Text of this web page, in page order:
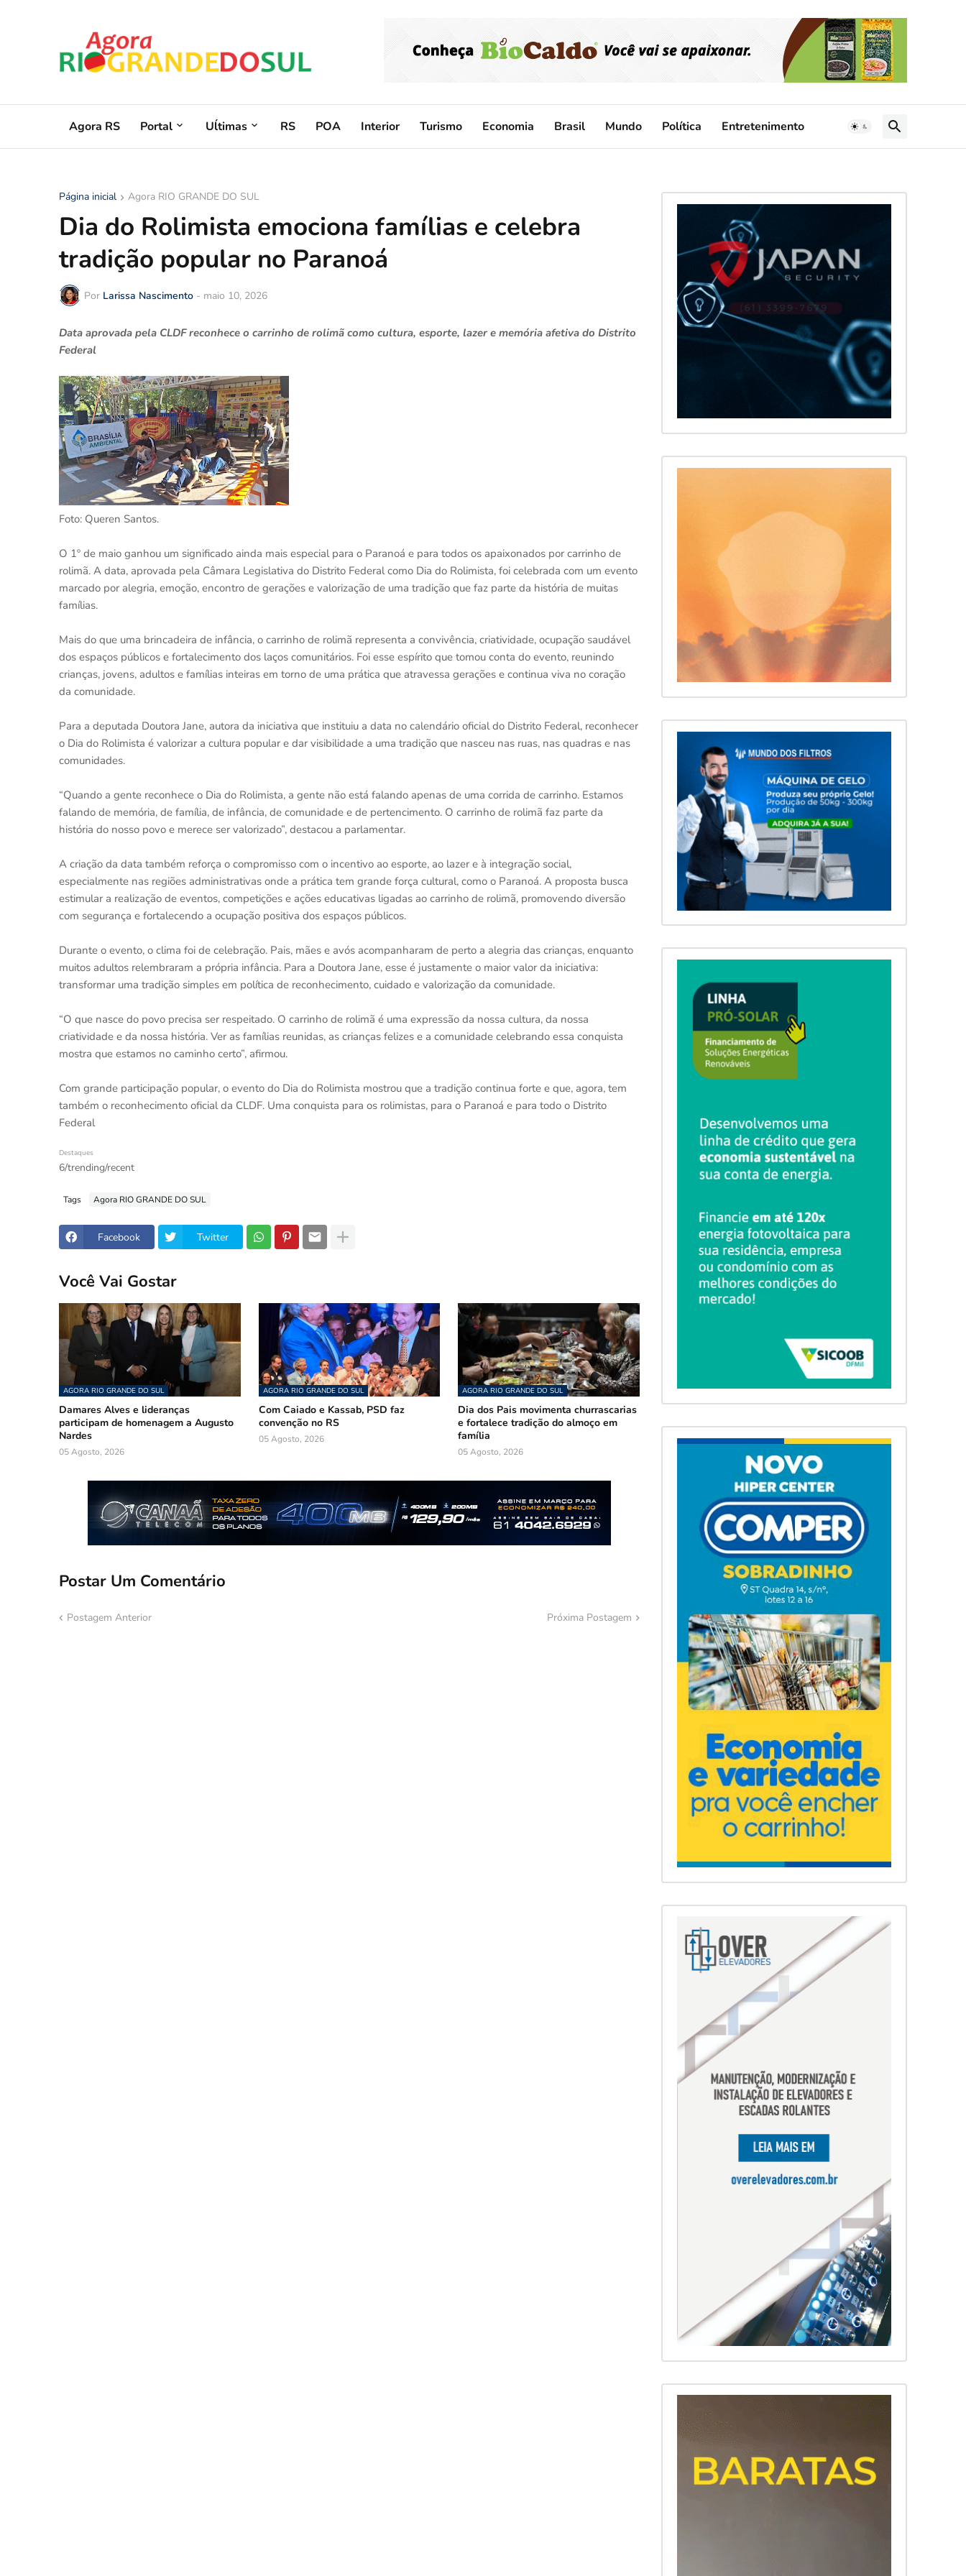
Agora RS Portal Uĺtimas RS POA Interior Turismo Economia Brasil Mundo Política Entretenimento
Página inicial Agora RIO GRANDE DO SUL
Dia do Rolimista emociona famílias e celebra
tradição popular no Paranoá
Por Larissa Nascimento - maio 10, 2026
Data aprovada pela CLDF reconhece o carrinho de rolimã como cultura, esporte, lazer e memória afetiva do Distrito
Federal
Foto: Queren Santos.
O 1º de maio ganhou um significado ainda mais especial para o Paranoá e para todos os apaixonados por carrinho de
rolimã. A data, aprovada pela Câmara Legislativa do Distrito Federal como Dia do Rolimista, foi celebrada com um evento
marcado por alegria, emoção, encontro de gerações e valorização de uma tradição que faz parte da história de muitas
famílias.
Mais do que uma brincadeira de infância, o carrinho de rolimã representa a convivência, criatividade, ocupação saudável
dos espaços públicos e fortalecimento dos laços comunitários. Foi esse espírito que tomou conta do evento, reunindo
crianças, jovens, adultos e famílias inteiras em torno de uma prática que atravessa gerações e continua viva no coração
da comunidade.
Para a deputada Doutora Jane, autora da iniciativa que instituiu a data no calendário oficial do Distrito Federal, reconhecer
o Dia do Rolimista é valorizar a cultura popular e dar visibilidade a uma tradição que nasceu nas ruas, nas quadras e nas
comunidades.
“Quando a gente reconhece o Dia do Rolimista, a gente não está falando apenas de uma corrida de carrinho. Estamos
falando de memória, de família, de infância, de comunidade e de pertencimento. O carrinho de rolimã faz parte da
história do nosso povo e merece ser valorizado”, destacou a parlamentar.
A criação da data também reforça o compromisso com o incentivo ao esporte, ao lazer e à integração social,
especialmente nas regiões administrativas onde a prática tem grande força cultural, como o Paranoá. A proposta busca
estimular a realização de eventos, competições e ações educativas ligadas ao carrinho de rolimã, promovendo diversão
com segurança e fortalecendo a ocupação positiva dos espaços públicos.
Durante o evento, o clima foi de celebração. Pais, mães e avós acompanharam de perto a alegria das crianças, enquanto
muitos adultos relembraram a própria infância. Para a Doutora Jane, esse é justamente o maior valor da iniciativa:
transformar uma tradição simples em política de reconhecimento, cuidado e valorização da comunidade.
“O que nasce do povo precisa ser respeitado. O carrinho de rolimã é uma expressão da nossa cultura, da nossa
criatividade e da nossa história. Ver as famílias reunidas, as crianças felizes e a comunidade celebrando essa conquista
mostra que estamos no caminho certo”, afirmou.
Com grande participação popular, o evento do Dia do Rolimista mostrou que a tradição continua forte e que, agora, tem
também o reconhecimento oficial da CLDF. Uma conquista para os rolimistas, para o Paranoá e para todo o Distrito
Federal
Destaques
6/trending/recent
Tags Agora RIO GRANDE DO SUL
Facebook Twitter
Você Vai Gostar
AGORA RIO GRANDE DO SUL
Damares Alves e lideranças
participam de homenagem a Augusto
Nardes
05 Agosto, 2026
AGORA RIO GRANDE DO SUL
Com Caiado e Kassab, PSD faz
convenção no RS
05 Agosto, 2026
AGORA RIO GRANDE DO SUL
Dia dos Pais movimenta churrascarias
e fortalece tradição do almoço em
família
05 Agosto, 2026
Postar Um Comentário
Postagem Anterior Próxima Postagem